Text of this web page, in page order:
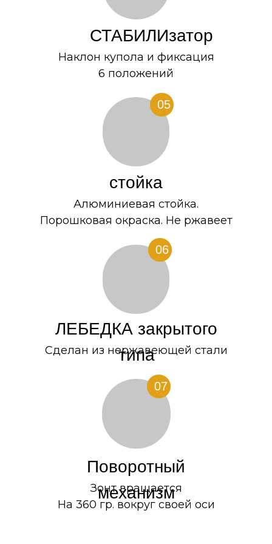
СТАБИЛИзатор
Наклон купола и фиксация
6 положений
стойка
Алюминиевая стойка.
Порошковая окраска. Не ржавеет
ЛЕБЕДКА закрытого
типа
Сделан из нержавеющей стали
Поворотный
механизм
Зонт вращается
На 360 гр. вокруг своей оси
05
06
07
Уточинить вопрос
ВОПРОСЫ?
Нажимая на кнопку вы соглашаетесь
с политикой конфиденциальности
ДОПОЛНИТЕЛЬНЫЕ
ОПЦИИ
Брендирование
(
нанесение
логотипа на тент).